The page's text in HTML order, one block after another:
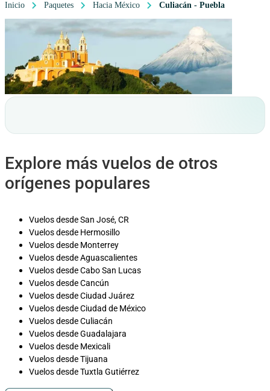
Inicio Paquetes Hacia México Culiacán - Puebla
Explore más vuelos de otros
orígenes populares
Vuelos desde San José, CR
Vuelos desde Hermosillo
Vuelos desde Monterrey
Vuelos desde Aguascalientes
Vuelos desde Cabo San Lucas
Vuelos desde Cancún
Vuelos desde Ciudad Juárez
Vuelos desde Ciudad de México
Vuelos desde Culiacán
Vuelos desde Guadalajara
Vuelos desde Mexicali
Vuelos desde Tijuana
Vuelos desde Tuxtla Gutiérrez